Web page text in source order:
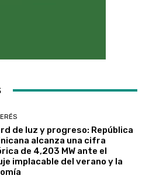
de luz y progreso: República
alcanza una cifra
de 4,203 MW ante el
implacable del verano y la